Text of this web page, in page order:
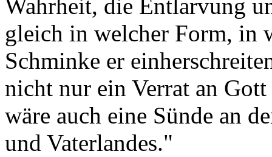
Wahrheit, die Entlarvung
gleich in welcher Form, in
Schminke er
nicht nur ein Verrat an
wäre auch eine Sünde an
und Vaterlandes."